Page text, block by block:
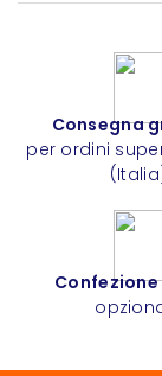
Consegna
per ordini